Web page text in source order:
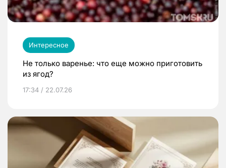
Интересное
Не только варенье: что еще можно приготовить
из ягод?
17:34 / 22.07.26